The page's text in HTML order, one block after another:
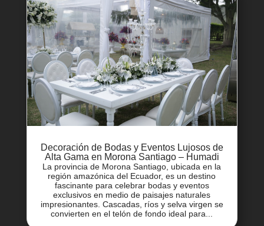
Decoración de Bodas y Eventos Lujosos de
Alta Gama en Morona Santiago – Humadi
La provincia de Morona Santiago, ubicada en la
región amazónica del Ecuador, es un destino
fascinante para celebrar bodas y eventos
exclusivos en medio de paisajes naturales
impresionantes. Cascadas, ríos y selva virgen se
convierten en el telón de fondo ideal para...